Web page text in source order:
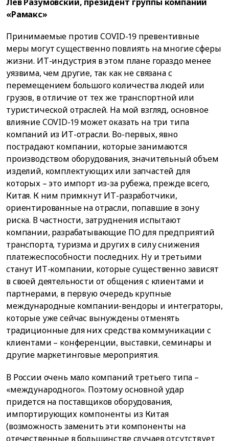
«Рамакс»
Принимаемые против COVID-19 превентивные
меры могут существенно повлиять на многие сферы
жизни. ИТ-индустрия в этом плане гораздо менее
уязвима, чем другие, так как не связана с
перемещением большого количества людей или
грузов, в отличие от тех же транспортной или
туристической отраслей. На мой взгляд, основное
влияние COVID-19 может оказать на три типа
компаний из ИТ-отрасли. Во-первых, явно
пострадают компании, которые занимаются
производством оборудования, значительный объем
изделий, комплектующих или запчастей для
которых – это импорт из-за рубежа, прежде всего,
Китая. К ним примкнут ИТ-разработчики,
ориентированные на отрасли, попавшие в зону
риска. В частности, затруднения испытают
компании, разрабатывающие ПО для предприятий
транспорта, туризма и других в силу снижения
платежеспособности последних. Ну и третьими
станут ИТ-компании, которые существенно зависят
в своей деятельности от общения с клиентами и
партнерами, в первую очередь крупные
международные компании-вендоры и интеграторы,
которые уже сейчас вынуждены отменять
традиционные для них средства коммуникации с
клиентами – конференции, выставки, семинары и
другие маркетинговые мероприятия.
В России очень мало компаний третьего типа –
«международного». Поэтому основной удар
придется на поставщиков оборудования,
импортирующих компоненты из Китая
(возможность заменить эти компоненты на
отечественные в большинстве случаев отсутствует